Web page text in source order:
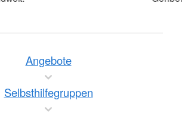
Angebote
Selbsthilfegruppen